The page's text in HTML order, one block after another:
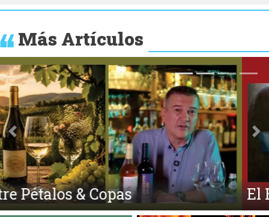
Más Artículos
El Ego y el Amor Extendidos
Anterior